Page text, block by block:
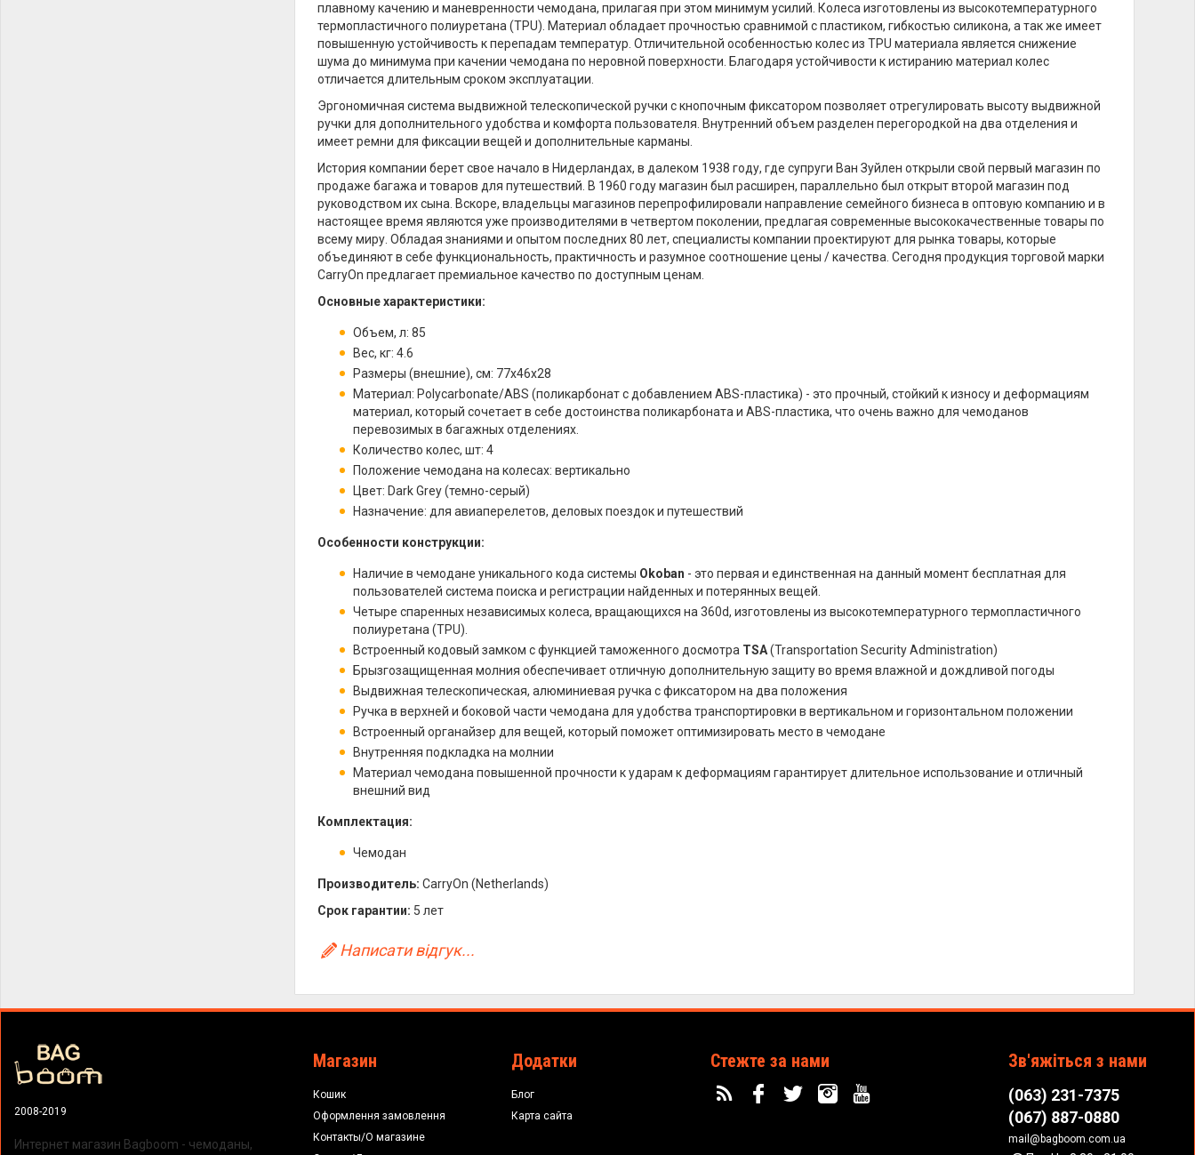
плавному качению и маневренности чемодана, прилагая при этом минимум усилий. Колеса изготовлены из высокотемпературного
термопластичного полиуретана (TPU). Материал обладает прочностью сравнимой с пластиком, гибкостью силикона, а так же имеет
повышенную устойчивость к перепадам температур. Отличительной особенностью колес из TPU материала является снижение
шума до минимума при качении чемодана по неровной поверхности. Благодаря устойчивости к истиранию материал колес
отличается длительным сроком эксплуатации.
Эргономичная система выдвижной телескопической ручки с кнопочным фиксатором позволяет отрегулировать высоту выдвижной
ручки для дополнительного удобства и комфорта пользователя. Внутренний объем разделен перегородкой на два отделения и
имеет ремни для фиксации вещей и дополнительные карманы.
История компании берет свое начало в Нидерландах, в далеком 1938 году, где супруги Ван Зуйлен открыли свой первый магазин по
продаже багажа и товаров для путешествий. В 1960 году магазин был расширен, параллельно был открыт второй магазин под
руководством их сына. Вскоре, владельцы магазинов перепрофилировали направление семейного бизнеса в оптовую компанию и в
настоящее время являются уже производителями в четвертом поколении, предлагая современные высококачественные товары по
всему миру. Обладая знаниями и опытом последних 80 лет, специалисты компании проектируют для рынка товары, которые
объединяют в себе функциональность, практичность и разумное соотношение цены / качества. Сегодня продукция торговой марки
CarryOn предлагает премиальное качество по доступным ценам.
Основные характеристики:
Объем, л: 85
Вес, кг: 4.6
Размеры (внешние), см: 77x46x28
Материал: Polycarbonate/ABS (поликарбонат с добавлением ABS-пластика) - это прочный, стойкий к износу и деформациям
материал, который сочетает в себе достоинства поликарбоната и ABS-пластика, что очень важно для чемоданов
перевозимых в багажных отделениях.
Количество колес, шт: 4
Положение чемодана на колесах: вертикально
Цвет: Dark Grey (темно-серый)
Назначение: для авиаперелетов, деловых поездок и путешествий
Особенности конструкции:
Наличие в чемодане уникального кода системы Okoban - это первая и единственная на данный момент бесплатная для
пользователей система поиска и регистрации найденных и потерянных вещей.
Четыре спаренных независимых колеса, вращающихся на 360d, изготовлены из высокотемпературного термопластичного
полиуретана (TPU).
Встроенный кодовый замком с функцией таможенного досмотра TSA(Transportation Security Administration)
Брызгозащищенная молния обеспечивает отличную дополнительную защиту во время влажной и дождливой погоды
Выдвижная телескопическая, алюминиевая ручка с фиксатором на два положения
Ручка в верхней и боковой части чемодана для удобства транспортировки в вертикальном и горизонтальном положении
Встроенный органайзер для вещей, который поможет оптимизировать место в чемодане
Внутренняя подкладка на молнии
Материал чемодана повышенной прочности к ударам к деформациям гарантирует длительное использование и отличный
внешний вид
Комплектация:
Чемодан
Производитель: CarryOn (Netherlands)
Срок гарантии: 5 лет
Написати відгук...
2008-2019
Интернет магазин Bagboom - чемоданы,
Магазин
Кошик
Оформлення замовлення
Контакты/О магазине
Додатки
Блог
Карта сайта
Стежте за нами Зв'яжіться з нами
(063) 231-7375
(067) 887-0880
mail@bagboom.com.ua